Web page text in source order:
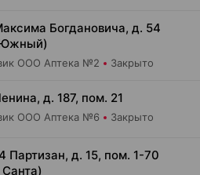
Богдановича, д. 54
ООО Аптека №2 Закрыто
д. 187, пом. 21
ООО Аптека №6 Закрыто
Партизан, д. 15, пом. 1-70